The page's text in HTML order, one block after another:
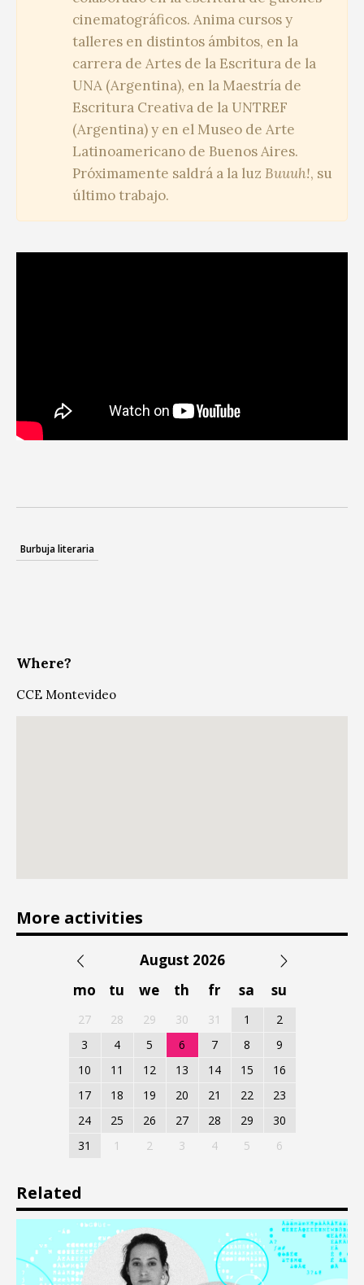
cinematográficos. Anima cursos y
talleres en distintos ámbitos, en la
carrera de Artes de la Escritura de la
UNA (Argentina), en la Maestría de
Escritura Creativa de la UNTREF
(Argentina) y en el Museo de Arte
Latinoamericano de Buenos Aires.
Próximamente saldrá a la luz Buuuh!, su
último trabajo.
Burbuja literaria
Where?
CCE Montevideo
More activities
August 2026
mo
tu we th fr sa su
27 28 29 30 31 1
2
3
4 5 6 7 8
9
10
11 12 13 14 15
16
17
18 19 20 21 22
23
24
25 26 27 28 29
30
31
1 2 3 4 5 6
Related